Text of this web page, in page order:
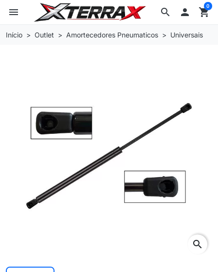
search
menu  shopping_cart
0
Início Outlet Amortecedores Pneumaticos Universais
search